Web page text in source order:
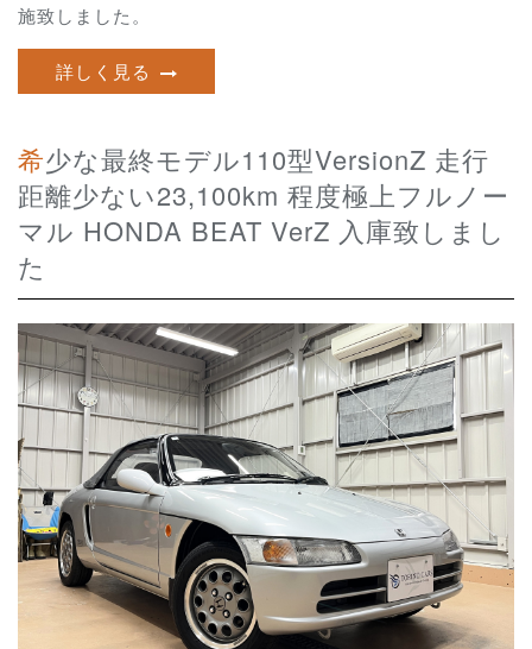
施致しました。
詳しく見る
希少な最終モデル110型VersionZ 走行
距離少ない23,100km 程度極上フルノー
マル HONDA BEAT VerZ 入庫致しまし
た